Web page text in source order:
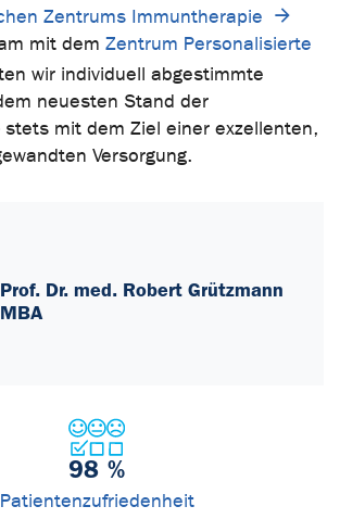
Zentrums Immuntherapie
mit dem Zentrum Personalisierte
wir individuell abgestimmte
neuesten Stand der
stets mit dem Ziel einer exzellenten,
Versorgung.
Prof. Dr. med. Robert Grützmann
MBA
98 %
Patientenzufriedenheit